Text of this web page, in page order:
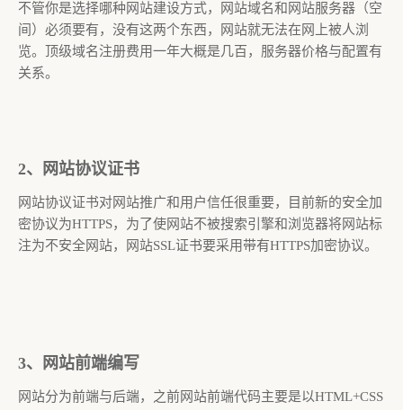
不管你是选择哪种网站建设方式，网站域名和网站服务器（空
间）必须要有，没有这两个东西，网站就无法在网上被人浏
览。顶级域名注册费用一年大概是几百，服务器价格与配置有
关系。
2、网站协议证书
网站协议证书对网站推广和用户信任很重要，目前新的安全加
密协议为HTTPS，为了使网站不被搜索引擎和浏览器将网站标
注为不安全网站，网站SSL证书要采用带有HTTPS加密协议。
3、网站前端编写
网站分为前端与后端，之前网站前端代码主要是以HTML+CSS